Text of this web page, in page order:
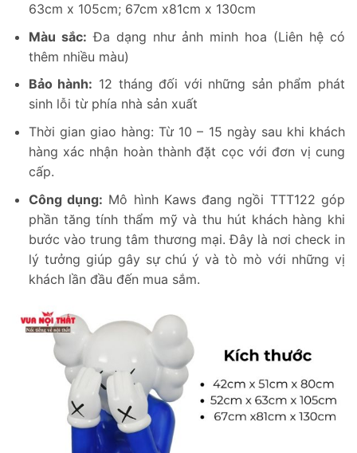
63cm x 105cm; 67cm x81cm x 130cm
Màu sắc: Đa dạng như ảnh minh hoa (Liên hệ có
thêm nhiều màu)
Bảo hành: 12 tháng đối với những sản phẩm phát
sinh lỗi từ phía nhà sản xuất
Thời gian giao hàng: Từ 10 – 15 ngày sau khi khách
hàng xác nhận hoàn thành đặt cọc với đơn vị cung
cấp.
Công dụng: Mô hình Kaws đang ngồi TTT122 góp
phần tăng tính thẩm mỹ và thu hút khách hàng khi
bước vào trung tâm thương mại. Đây là nơi check in
lý tưởng giúp gây sự chú ý và tò mò với những vị
khách lần đầu đến mua sắm.